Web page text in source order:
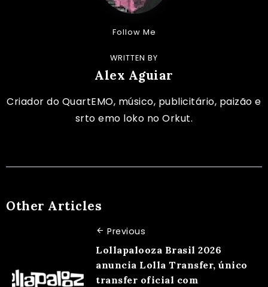
Follow Me
WRITTEN BY
Alex Aguiar
Criador do QuartEMO, músico, publicitário, paizão e
srto emo loko no Orkut.
Other Articles
Previous
Lollapalooza Brasil 2026
anuncia Lolla Transfer, único
transfer oficial com